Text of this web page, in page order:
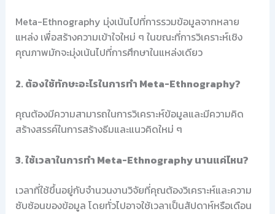
Meta-Ethnography มุ่งเน้นไปที่การรวมข้อมูลจากหลาย
แหล่ง เพื่อสร้างความเข้าใจใหม่ ๆ ในขณะที่การวิเคราะห์เชิง
คุณภาพมักจะมุ่งเน้นไปที่การศึกษาในแหล่งเดียว
2. ต้องใช้ทักษะอะไรในการทำ Meta-Ethnography?
คุณต้องมีความสามารถในการวิเคราะห์ข้อมูลและมีความคิด
สร้างสรรค์ในการสร้างธีมและแนวคิดใหม่ ๆ
3. ใช้เวลาในการทำ Meta-Ethnography นานแค่ไหน?
เวลาที่ใช้ขึ้นอยู่กับจำนวนงานวิจัยที่คุณต้องวิเคราะห์และความ
ซับซ้อนของข้อมูล โดยทั่วไปอาจใช้เวลาเป็นสัปดาห์หรือเดือน